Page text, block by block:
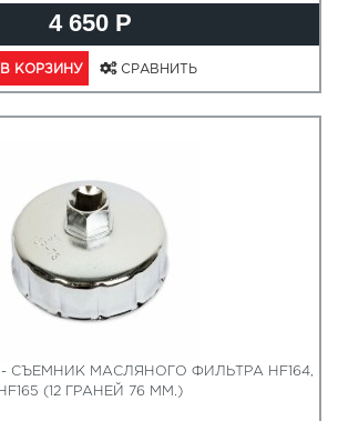
4 650 Р
В КОРЗИНУ СРАВНИТЬ
- СЪЕМНИК МАСЛЯНОГО ФИЛЬТРА HF164,
HF165 (12 ГРАНЕЙ 76 ММ.)